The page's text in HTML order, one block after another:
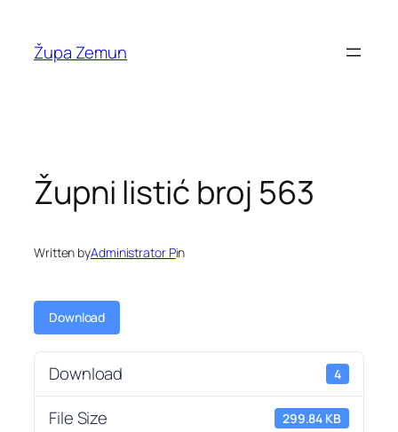
content
Župa Zemun
Župni listić broj 563
Written byAdministrator Pin
Download
Download 4
File Size 299.84 KB